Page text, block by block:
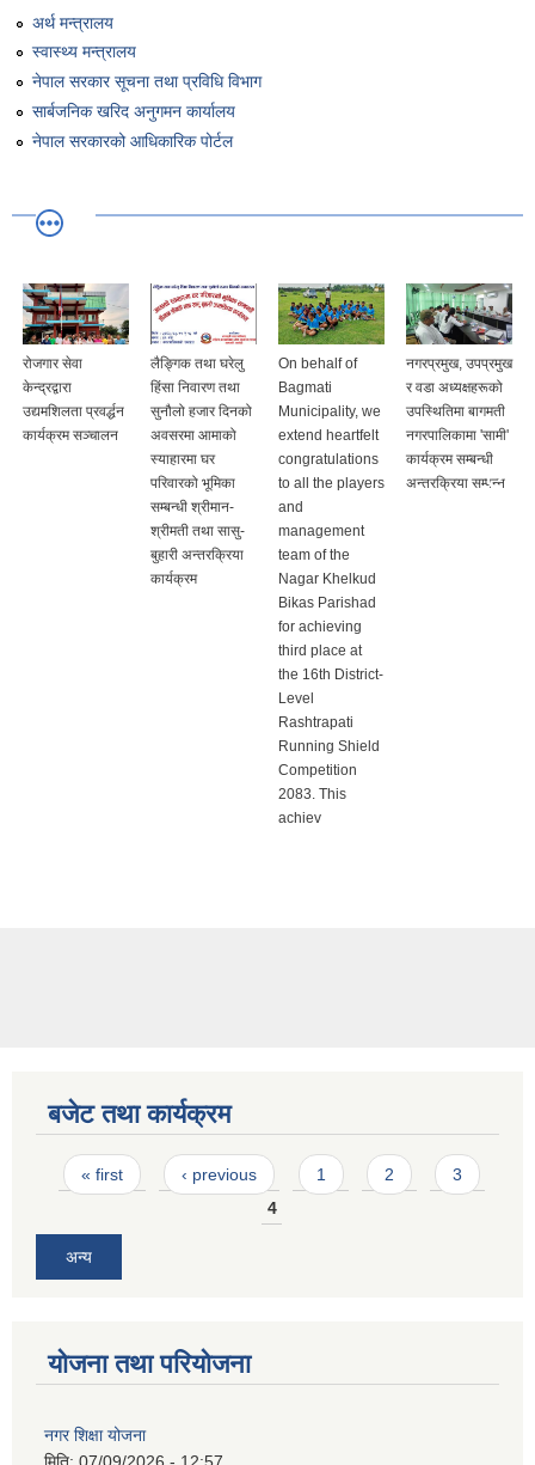
अर्थ मन्त्रालय
स्वास्थ्य मन्त्रालय
नेपाल सरकार सूचना तथा प्रविधि विभाग
सार्बजनिक खरिद अनुगमन कार्यालय
नेपाल सरकारको आधिकारिक पोर्टल
रोजगार सेवा
केन्द्रद्वारा
उद्यमशिलता प्रवर्द्धन
कार्यक्रम सञ्चालन
लैङ्गिक तथा घरेलु
हिंसा निवारण तथा
सुनौलो हजार दिनको
अवसरमा आमाको
स्याहारमा घर
परिवारको भूमिका
सम्बन्धी श्रीमान-
श्रीमती तथा सासु-
बुहारी अन्तरक्रिया
कार्यक्रम
On behalf of
Bagmati
Municipality, we
extend heartfelt
congratulations
to all the players
and
management
team of the
Nagar Khelkud
Bikas Parishad
for achieving
third place at
the 16th District-
Level
Rashtrapati
Running Shield
Competition
2083. This
achiev
नगरप्रमुख, उपप्रमुख
र वडा अध्यक्षहरूको
उपस्थितिमा बागमती
नगरपालिकामा 'सामी'
कार्यक्रम सम्बन्धी
अन्तरक्रिया सम्पन्न
बजेट तथा कार्यक्रम
Pages
« first ‹ previous 1 2
3
4
अन्य
योजना तथा परियोजना
नगर शिक्षा योजना